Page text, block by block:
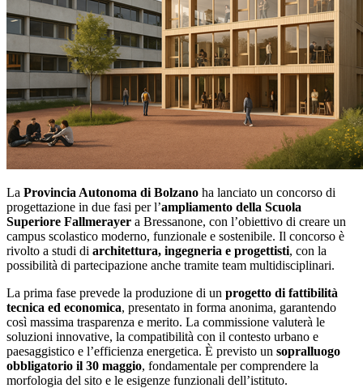
La Provincia Autonoma di Bolzano ha lanciato un concorso di
progettazione in due fasi per l’ampliamento della Scuola
Superiore Fallmerayer a Bressanone, con l’obiettivo di creare un
campus scolastico moderno, funzionale e sostenibile. Il concorso è
rivolto a studi di architettura, ingegneria e progettisti, con la
possibilità di partecipazione anche tramite team multidisciplinari.
La prima fase prevede la produzione di un progetto di fattibilità
tecnica ed economica, presentato in forma anonima, garantendo
così massima trasparenza e merito. La commissione valuterà le
soluzioni innovative, la compatibilità con il contesto urbano e
paesaggistico e l’efficienza energetica. È previsto un sopralluogo
obbligatorio il 30 maggio, fondamentale per comprendere la
morfologia del sito e le esigenze funzionali dell’istituto.